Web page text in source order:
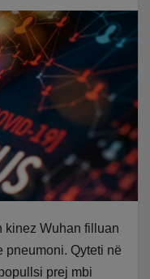
kinez Wuhan filluan
pneumoni. Qyteti në
prej mbi